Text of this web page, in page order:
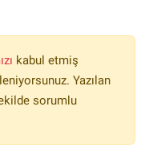
kabul etmiş
Yazılan
sorumlu